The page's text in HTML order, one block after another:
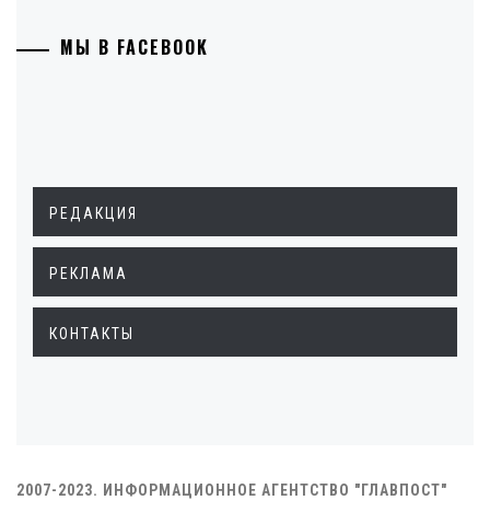
МЫ В FACEBOOK
РЕДАКЦИЯ
РЕКЛАМА
КОНТАКТЫ
2007-2023. ИНФОРМАЦИОННОЕ АГЕНТСТВО "ГЛАВПОСТ"